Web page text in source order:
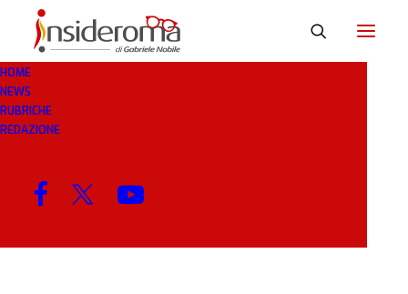
HOME
NEWS
RUBRICHE
REDAZIONE
SUPPORTER
MENU